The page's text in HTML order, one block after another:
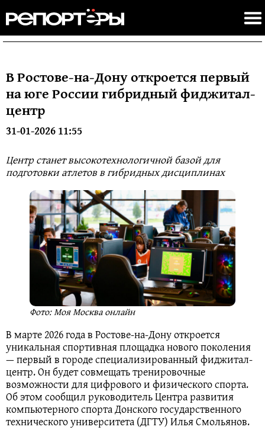
В Ростове-на-Дону откроется первый
на юге России гибридный фиджитал-
центр
31-01-2026 11:55
Центр станет высокотехнологичной базой для
подготовки атлетов в гибридных дисциплинах
Фото: Моя Москва онлайн
В марте 2026 года в Ростове-на-Дону откроется
уникальная спортивная площадка нового поколения
— первый в городе специализированный фиджитал-
центр. Он будет совмещать тренировочные
возможности для цифрового и физического спорта.
Об этом сообщил руководитель Центра развития
компьютерного спорта Донского государственного
технического университета (ДГТУ) Илья Смольянов.